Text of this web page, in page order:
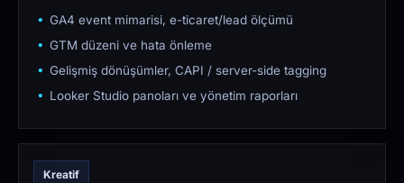
GA4 event mimarisi, e-ticaret/lead ölçümü
GTM düzeni ve hata önleme
Gelişmiş dönüşümler, CAPI / server-side tagging
Looker Studio panoları ve yönetim raporları
Kreatif